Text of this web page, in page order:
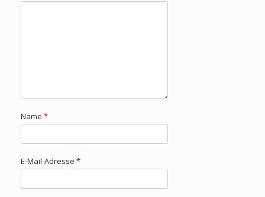
Name *
E-Mail-Adresse *